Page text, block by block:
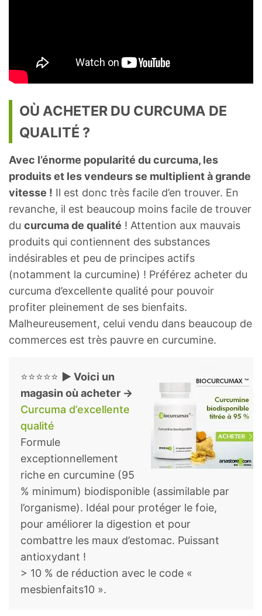
OÙ ACHETER DU CURCUMA DE
QUALITÉ ?
Avec l’énorme popularité du curcuma, les
produits et les vendeurs se multiplient à grande
vitesse ! Il est donc très facile d’en trouver. En
revanche, il est beaucoup moins facile de trouver
du curcuma de qualité ! Attention aux mauvais
produits qui contiennent des substances
indésirables et peu de principes actifs
(notamment la curcumine) ! Préférez acheter du
curcuma d’excellente qualité pour pouvoir
profiter pleinement de ses bienfaits.
Malheureusement, celui vendu dans beaucoup de
commerces est très pauvre en curcumine.
⭐⭐⭐⭐⭐ ► Voici un
magasin où acheter →
Curcuma d’excellente
qualité
Formule
exceptionnellement
riche en curcumine (95
% minimum) biodisponible (assimilable par
l’organisme). Idéal pour protéger le foie,
pour améliorer la digestion et pour
combattre les maux d’estomac. Puissant
antioxydant !
> 10 % de réduction avec le code «
mesbienfaits10 ».